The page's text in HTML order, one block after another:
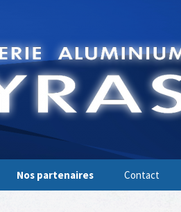
Nos partenaires Contact